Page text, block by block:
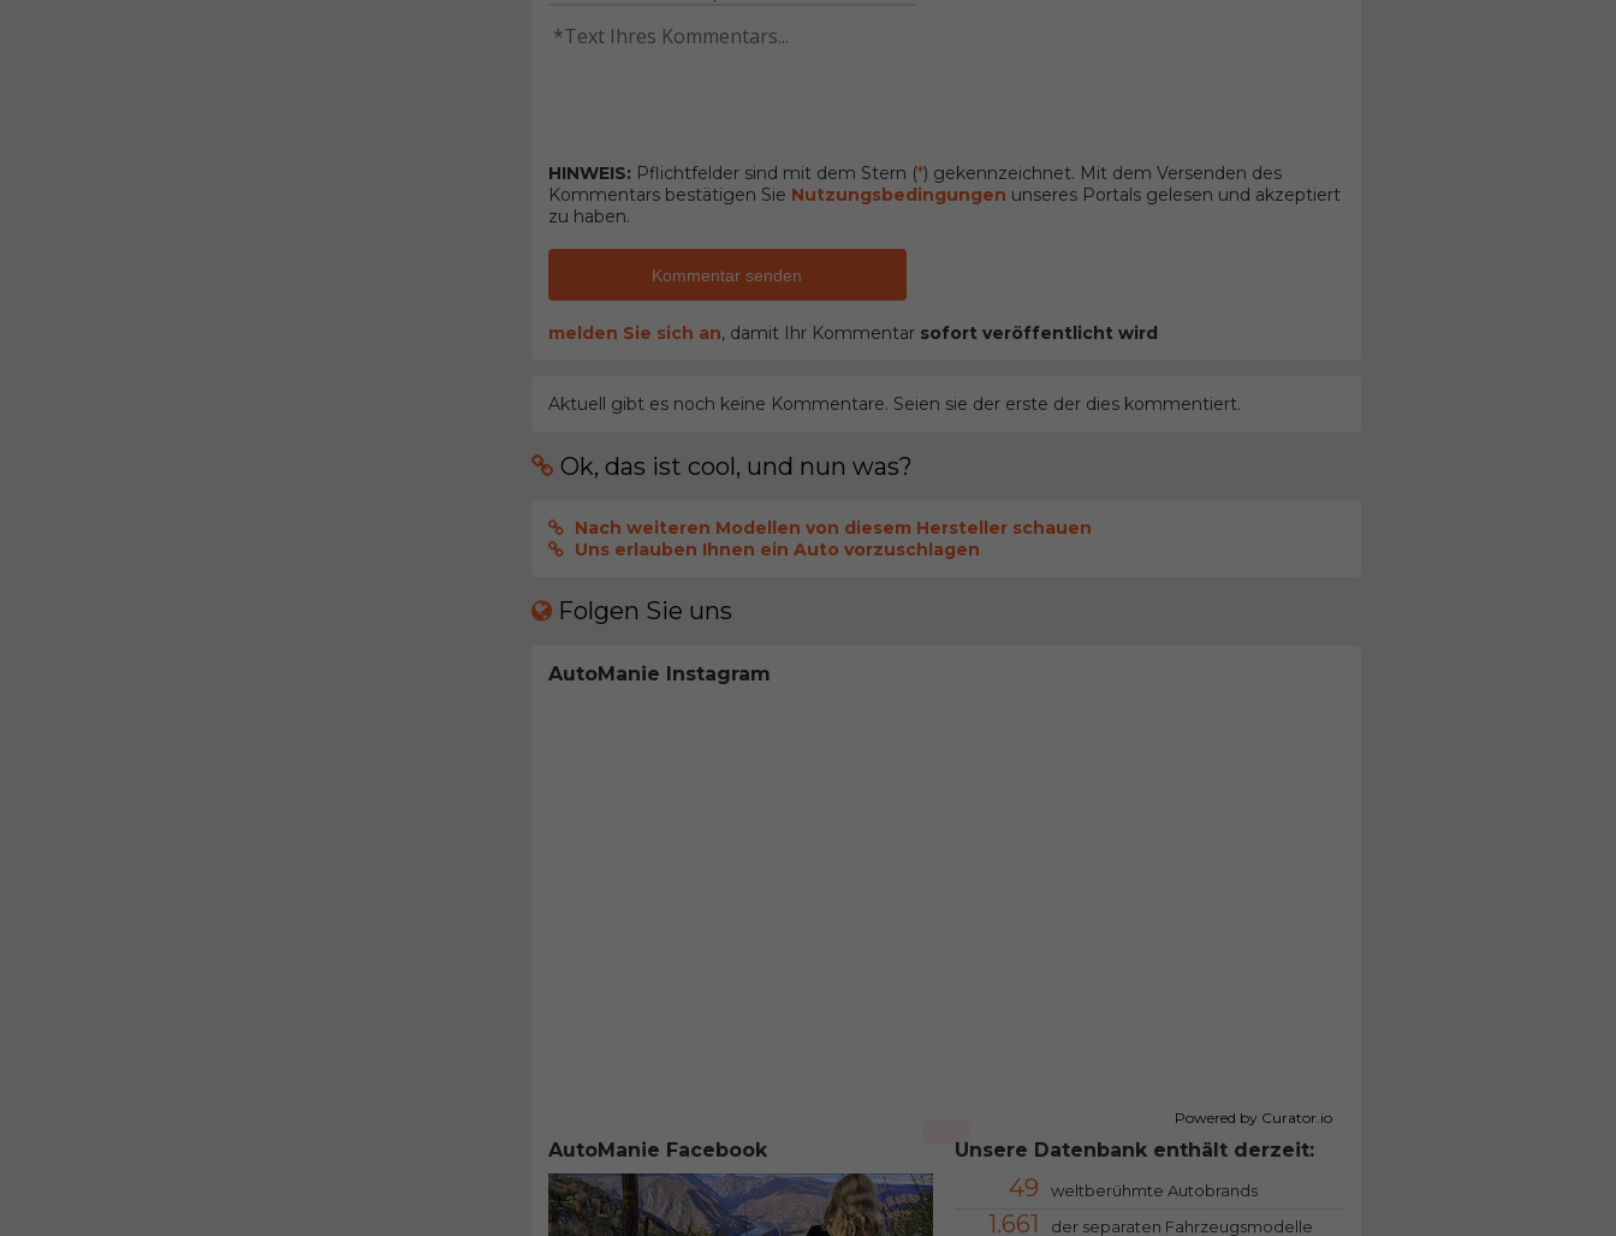
HINWEIS: Pflichtfelder sind mit dem Stern (*) gekennzeichnet. Mit dem Versenden des
Kommentars bestätigen Sie Nutzungsbedingungen unseres Portals gelesen und akzeptiert
zu haben.
Kommentar senden
melden Sie sich an, damit Ihr Kommentar sofort veröffentlicht wird
Aktuell gibt es noch keine Kommentare. Seien sie der erste der dies kommentiert.
Ok, das ist cool, und nun was?
Nach weiteren Modellen von diesem Hersteller schauen
Uns erlauben Ihnen ein Auto vorzuschlagen
Folgen Sie uns
AutoManie Instagram
Powered by Curator.io
AutoManie Facebook Unsere Datenbank enthält derzeit:
49 weltberühmte Autobrands
1.661 der separaten Fahrzeugsmodelle